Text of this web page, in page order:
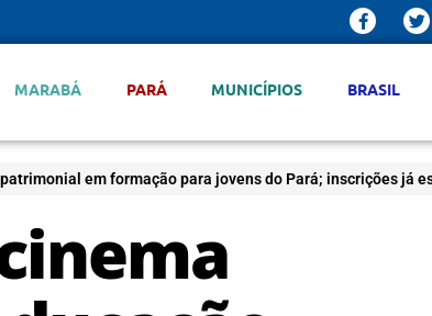
MARABÁ PARÁ MUNICÍPIOS BRASIL
em formação para jovens do Pará; inscrições já